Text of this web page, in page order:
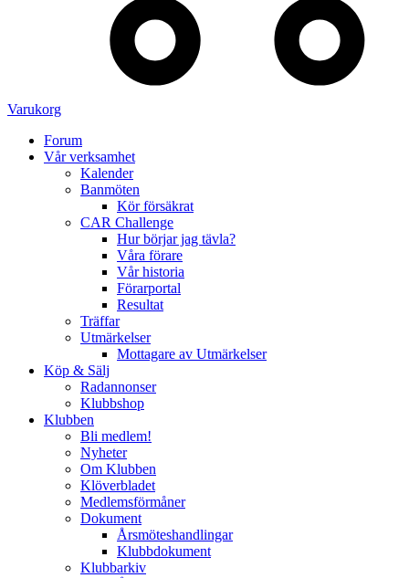
Varukorg
Forum
Vår verksamhet
Kalender
Banmöten
Kör försäkrat
CAR Challenge
Hur börjar jag tävla?
Våra förare
Vår historia
Förarportal
Resultat
Träffar
Utmärkelser
Mottagare av Utmärkelser
Köp & Sälj
Radannonser
Klubbshop
Klubben
Bli medlem!
Nyheter
Om Klubben
Klöverbladet
Medlemsförmåner
Dokument
Årsmöteshandlingar
Klubbdokument
Klubbarkiv